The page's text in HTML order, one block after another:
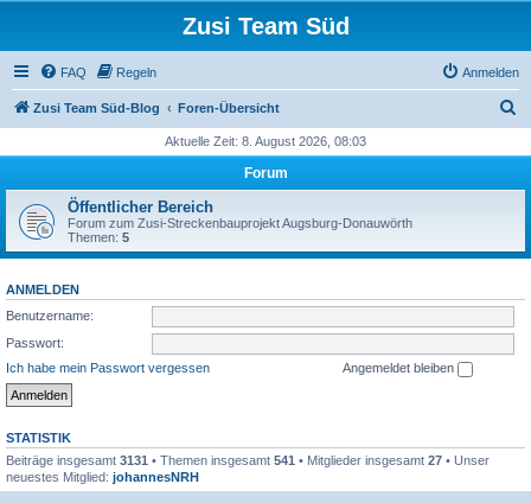
Zusi Team Süd
FAQ Regeln Anmelden
Zusi Team Süd-Blog Foren-Übersicht
h
Aktuelle Zeit: 8. August 2026, 08:03
Forum
Öffentlicher Bereich
Forum zum Zusi-Streckenbauprojekt Augsburg-Donauwörth
Themen: 5
ANMELDEN
Benutzername:
Passwort:
Ich habe mein Passwort vergessen
Angemeldet bleiben
STATISTIK
Beiträge insgesamt 3131 • Themen insgesamt 541 • Mitglieder insgesamt 27 • Unser
neuestes Mitglied: johannesNRH